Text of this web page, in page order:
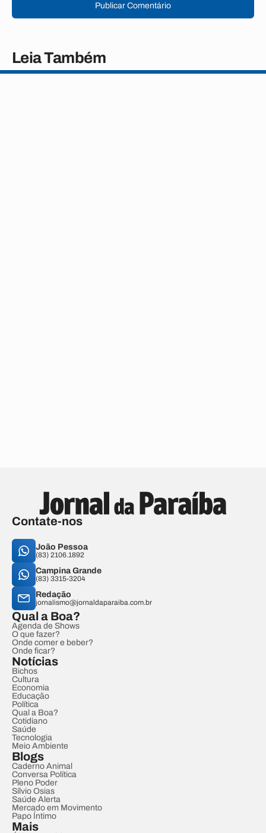
Publicar Comentário
Leia Também
Contate-nos
João Pessoa
(83) 2106.1892
Campina Grande
(83) 3315-3204
Redação
jornalismo@jornaldaparaiba.com.br
Qual a Boa?
Agenda de Shows
O que fazer?
Onde comer e beber?
Onde ficar?
Notícias
Bichos
Cultura
Economia
Educação
Política
Qual a Boa?
Cotidiano
Saúde
Tecnologia
Meio Ambiente
Blogs
Caderno Animal
Conversa Política
Pleno Poder
Sílvio Osias
Saúde Alerta
Mercado em Movimento
Papo Íntimo
Mais